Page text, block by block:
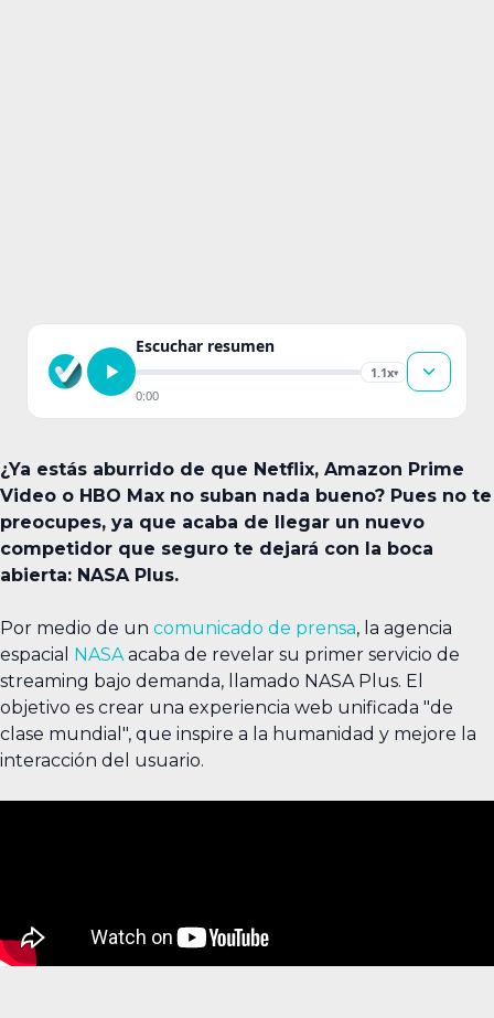
Escuchar resumen
1.1x▾
0:00
¿Ya estás aburrido de que Netflix, Amazon Prime
Video o HBO Max no suban nada bueno? Pues no te
preocupes, ya que acaba de llegar un nuevo
competidor que seguro te dejará con la boca
abierta: NASA Plus.
Por medio de un comunicado de prensa, la agencia
espacial NASAacaba de revelar su primer servicio de
streaming bajo demanda, llamado NASA Plus. El
objetivo es crear una experiencia web unificada "de
clase mundial", que inspire a la humanidad y mejore la
interacción del usuario.